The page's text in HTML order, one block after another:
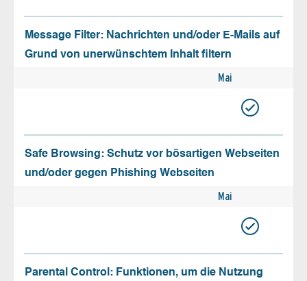
Message Filter: Nachrichten und/oder E-Mails auf
Grund von unerwünschtem Inhalt filtern
Mai
Safe Browsing: Schutz vor bösartigen Webseiten
und/oder gegen Phishing Webseiten
Mai
Parental Control: Funktionen, um die Nutzung